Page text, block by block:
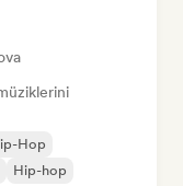
Hop
Hip-hop